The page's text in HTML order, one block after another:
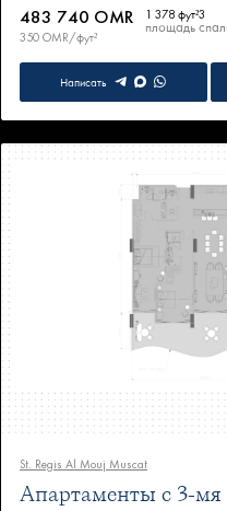
483 740 OMR
350 OMR/фут²
1 378 фут²
площадь
3
Написать
St. Regis Al Mouj Muscat
Апартаменты с 3-мя